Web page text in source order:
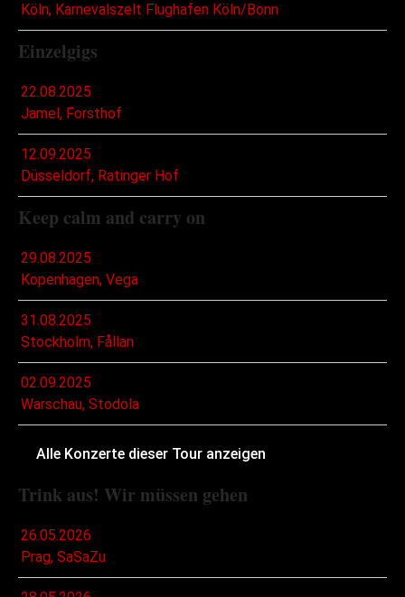
Köln, Karnevalszelt Flughafen Köln/Bonn
Einzelgigs
22.08.2025
Jamel, Forsthof
12.09.2025
Düsseldorf, Ratinger Hof
Keep calm and carry on
29.08.2025
Kopenhagen, Vega
31.08.2025
Stockholm, Fållan
02.09.2025
Warschau, Stodola
Alle Konzerte dieser Tour anzeigen
Trink aus! Wir müssen gehen
26.05.2026
Prag, SaSaZu